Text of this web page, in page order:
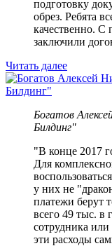
подготовку
обрез. Ребята
качественно. С
заключили
Читать далее
Богатов
Билдинг"
"В конце 2017
Для
у них не
платежи берут
всего 49 тыс. в
сотрудника
эти расходы